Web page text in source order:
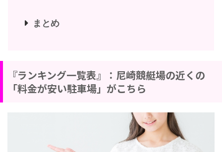
まとめ
『ランキング一覧表』：尼崎競艇場の近くの
「料金が安い駐車場」がこちら